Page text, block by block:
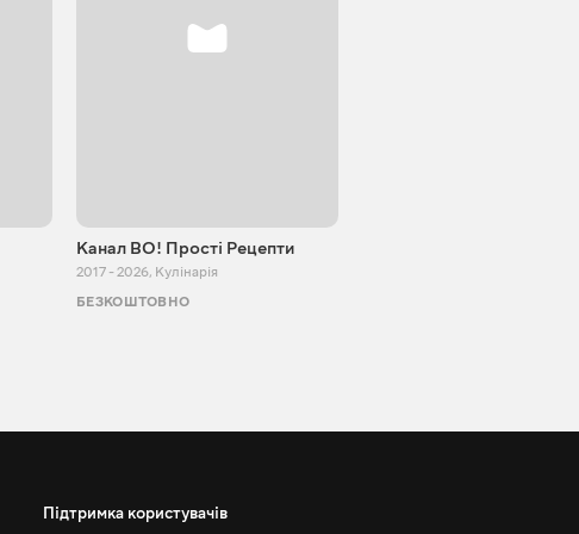
Канал ВО! Прості Рецепти
2017 - 2026, Кулінарія
БЕЗКОШТОВНО
Підтримка користувачів